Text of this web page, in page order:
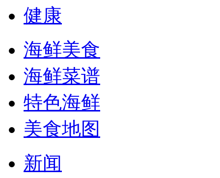
健康
海鲜美食
海鲜菜谱
特色海鲜
美食地图
新闻